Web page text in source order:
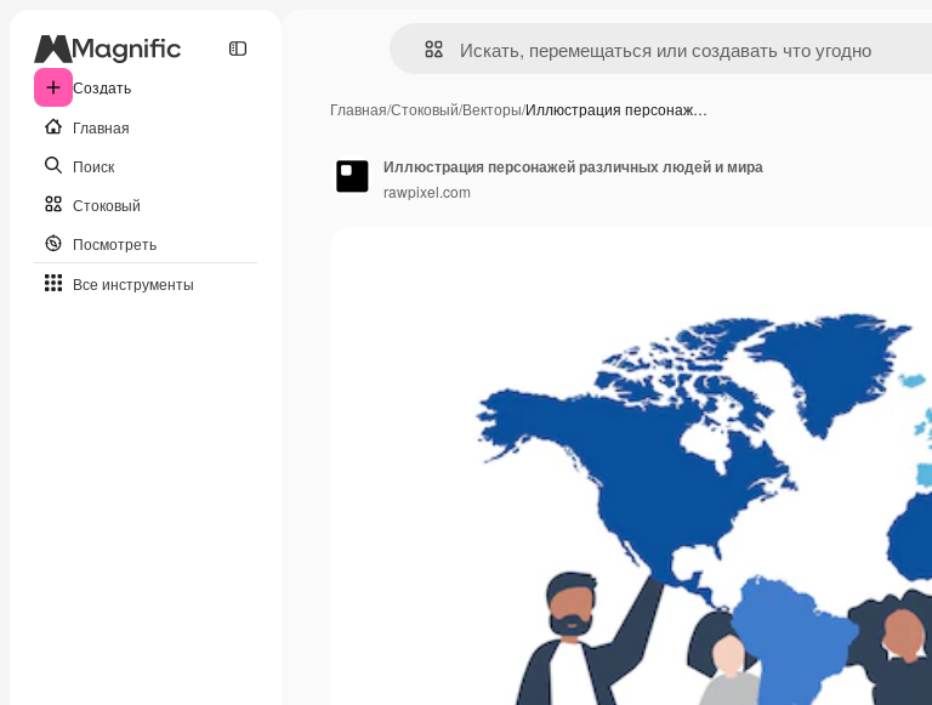
Создать
Главная
Поиск
Стоковый
Посмотреть
Все инструменты
Главная/Стоковый/Векторы/Иллюстрация персонаж…
Иллюстрация персонажей различных людей и мира
rawpixel.com